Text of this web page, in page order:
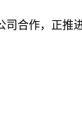
司合作，正推